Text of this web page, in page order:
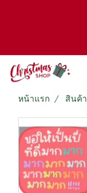
หน้าแรก สินค้